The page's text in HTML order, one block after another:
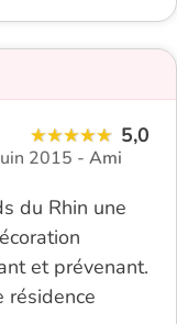
5,0
2015 - Ami
du Rhin une
et prévenant.
résidence